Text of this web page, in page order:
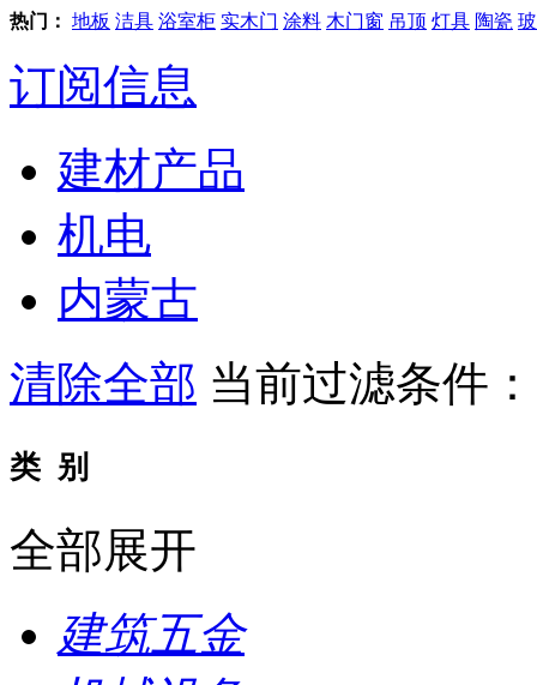
热门： 地板 洁具 浴室柜 实木门 涂料 木门窗 吊顶 灯具 陶瓷
订阅信息
建材产品
机电
内蒙古
清除全部 当前过滤条件
类 别
全部展开
建筑五金